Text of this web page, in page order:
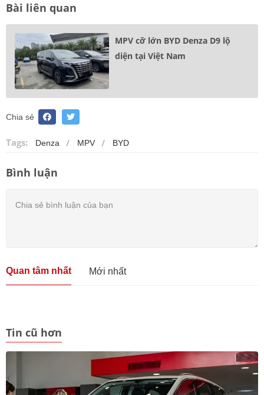
Bài liên quan
MPV cỡ lớn BYD Denza D9 lộ
diện tại Việt Nam
Chia sẻ
Tags: Denza MPV BYD
Bình luận
Quan tâm nhất Mới nhất
Tin cũ hơn